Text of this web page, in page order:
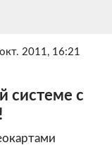
2011, 16:21
системе с